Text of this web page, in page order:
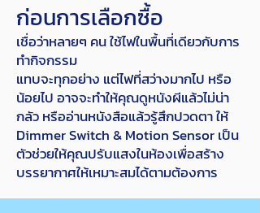
ก่อนการเลือกซื้อ
เชื่อว่าหลายๆ คน ใช้ไฟในพื้นที่เดียวกับการ
ทำกิจกรรม
แทบจะทุกอย่าง แต่ไฟที่สว่างมากไป หรือ
น้อยไป อาจจะทำให้คุณดูหนังผีแล้วไม่น่า
กลัว หรืออ่านหนังสือแล้วรู้สึกปวดตา ให้
Dimmer Switch & Motion Sensor เป็น
ตัวช่วยให้คุณปรับแสงในห้องเพื่อสร้าง
บรรยากาศให้เหมาะสมได้ตามต้องการ